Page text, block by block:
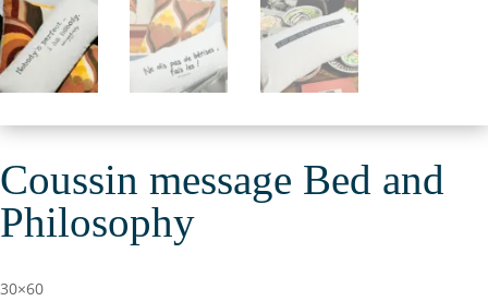
Coussin message Bed and
Philosophy
30×60